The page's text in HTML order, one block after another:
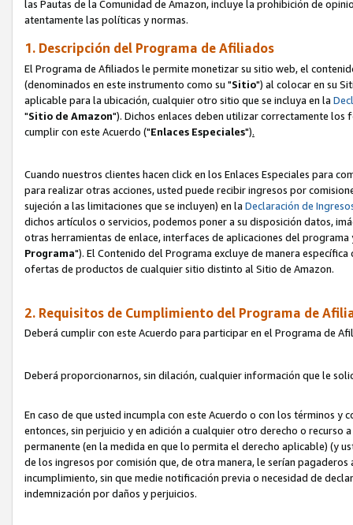
las Pautas de la Comunidad de Amazon, incluye la prohibición de
atentamente las políticas y normas.
1. Descripción del Programa de Afiliados
El Programa de Afiliados le permite monetizar su sitio web, el
(denominados en este instrumento como su "Sitio") al colocar en su
aplicable para la ubicación, cualquier otro sitio que se incluya en la
"Sitio de Amazon"). Dichos enlaces deben utilizar correctamente los
cumplir con este Acuerdo ("Enlaces Especiales").
Cuando nuestros clientes hacen click en los Enlaces Especiales para
para realizar otras acciones, usted puede recibir ingresos por
sujeción a las limitaciones que se incluyen) en la Declaración de
dichos artículos o servicios, podemos poner a su disposición datos,
otras herramientas de enlace, interfaces de aplicaciones del
Programa"). El Contenido del Programa excluye de manera
ofertas de productos de cualquier sitio distinto al Sitio de Amazon.
2. Requisitos de Cumplimiento del Programa de
Deberá cumplir con este Acuerdo para participar en el Programa de
Deberá proporcionarnos, sin dilación, cualquier información que le
En caso de que usted incumpla con este Acuerdo o con los términos
entonces, sin perjuicio y en adición a cualquier otro derecho o
permanente (en la medida en que lo permita el derecho aplicable) (y
de los ingresos por comisión que, de otra manera, le serían
incumplimiento, sin que medie notificación previa o necesidad de
indemnización por daños y perjuicios.